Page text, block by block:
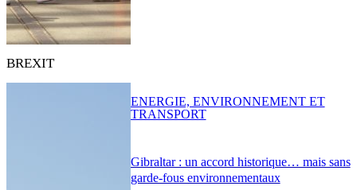
BREXIT
Gibraltar : un accord historique… mais sans
garde-fous environnementaux
ENERGIE, ENVIRONNEMENT ET
TRANSPORT